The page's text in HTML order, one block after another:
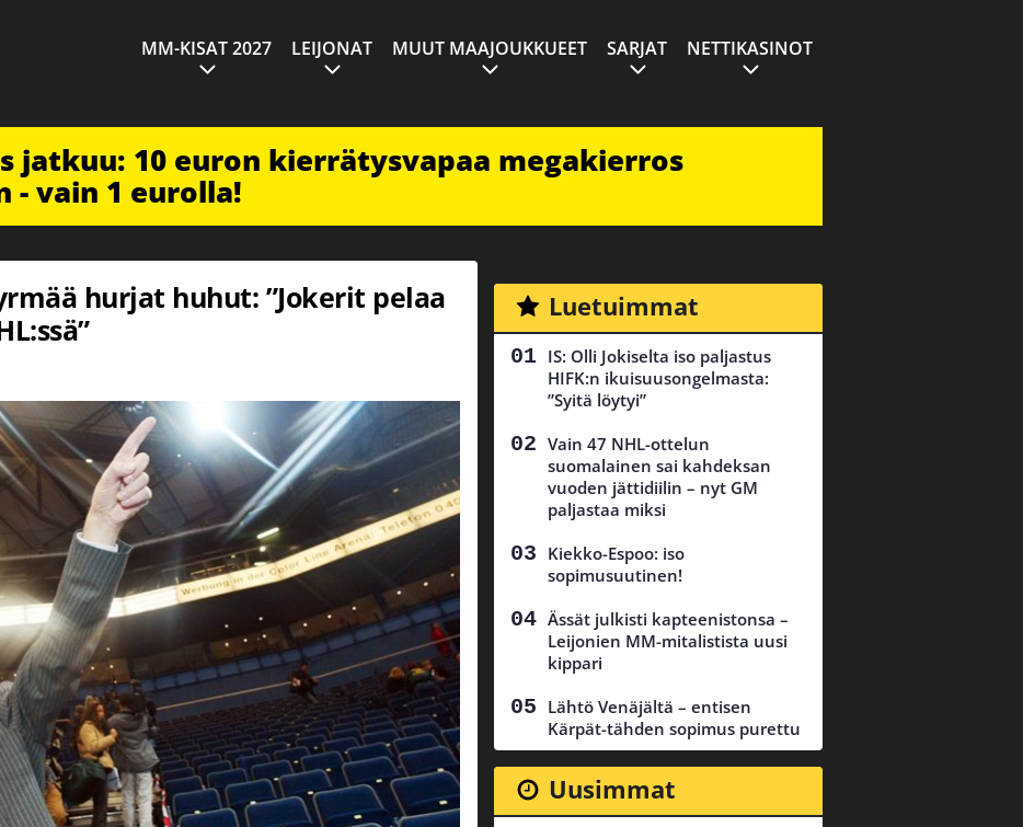
MM-KISAT 2027 LEIJONAT MUUT MAAJOUKKUEET SARJAT NETTIKASINOT
jatkuu: 10 euron kierrätysvapaa megakierros
- vain 1 eurolla!
hurjat huhut: ”Jokerit pelaa
Luetuimmat
IS: Olli Jokiselta iso paljastus
HIFK:n ikuisuusongelmasta:
”Syitä löytyi”
Vain 47 NHL-ottelun
suomalainen sai kahdeksan
vuoden jättidiilin – nyt GM
paljastaa miksi
Kiekko-Espoo: iso
sopimusuutinen!
Ässät julkisti kapteenistonsa –
Leijonien MM-mitalistista uusi
kippari
Lähtö Venäjältä – entisen
Kärpät-tähden sopimus purettu
Uusimmat